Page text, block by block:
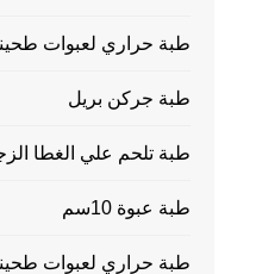
طبة حراري لعبوات
طبة جركن بريل
طبة تلحم علي الغطا
طبة عبوة 10سم
طبة حراري لعبوات